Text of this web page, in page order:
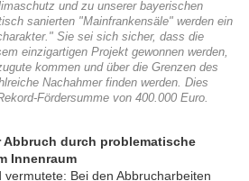
und zu unserer bayerischen
sanierten "Mainfrankensäle" werden ein
Sie sei sich sicher, dass die
einzigartigen Projekt gewonnen werden,
kommen und über die Grenzen des
Nachahmer finden werden. Dies
Fördersumme von 400.000 Euro.
durch problematische
Innenraum
Bei den Abbrucharbeiten